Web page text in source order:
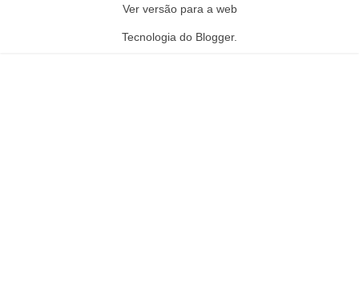
Ver versão para a web
Tecnologia do Blogger.